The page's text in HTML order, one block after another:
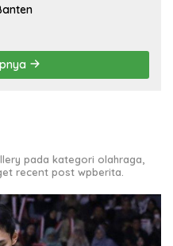
pada kategori olahraga,
recent post wpberita.